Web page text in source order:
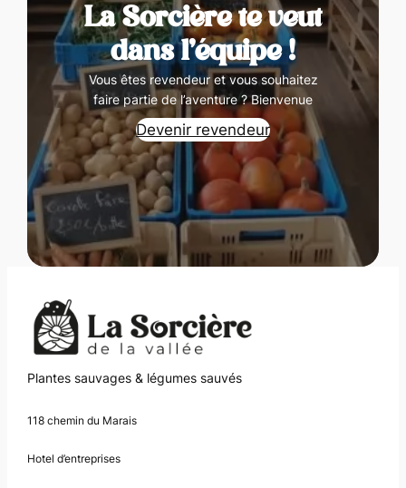
La Sorcière te veut
dans l’équipe !
Vous êtes revendeur et vous souhaitez
faire partie de l’aventure ? Bienvenue
Devenir revendeur
Plantes sauvages & légumes sauvés
118 chemin du Marais
Hotel d’entreprises